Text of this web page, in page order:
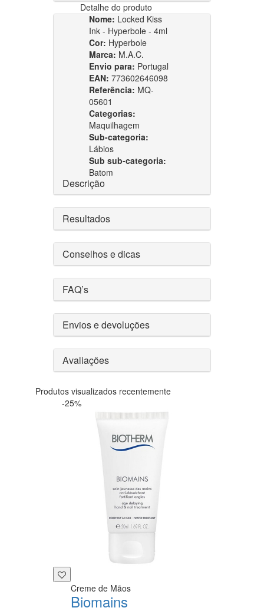
Detalhe do produto
Nome: Locked Kiss
Ink - Hyperbole - 4ml
Cor: Hyperbole
Marca: M.A.C.
Envio para: Portugal
EAN: 773602646098
Referência: MQ-
05601
Categorias:
Maquilhagem
Sub-categoria:
Lábios
Sub sub-categoria:
Batom
Descrição
Resultados
Conselhos e dicas
FAQ’s
Envios e devoluções
Avaliações
Produtos visualizados recentemente
-25%
Creme de Mãos
Biomains